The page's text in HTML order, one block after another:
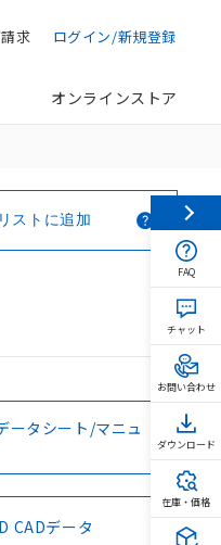
ログイン/新規登録
求
オンラインストア
ストに追加
ータシート/マニュ
CADデータ
FAQ
チャット
お問い合わせ
ダウンロード
在庫・価格